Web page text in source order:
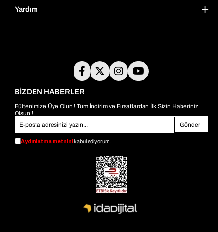
Yardım
BİZDEN HABERLER
Bültenimize Üye Olun ! Tüm İndirim ve Fırsatlardan İlk Sizin Haberiniz
Olsun !
Gönder
Aydınlatma metninikabul ediyorum.